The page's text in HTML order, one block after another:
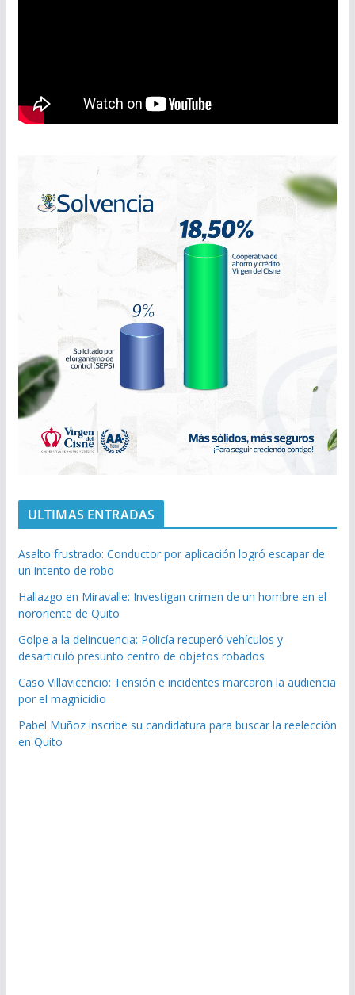
ULTIMAS ENTRADAS
Asalto frustrado: Conductor por aplicación logró escapar de
un intento de robo
Hallazgo en Miravalle: Investigan crimen de un hombre en el
nororiente de Quito
Golpe a la delincuencia: Policía recuperó vehículos y
desarticuló presunto centro de objetos robados
Caso Villavicencio: Tensión e incidentes marcaron la audiencia
por el magnicidio
Pabel Muñoz inscribe su candidatura para buscar la reelección
en Quito